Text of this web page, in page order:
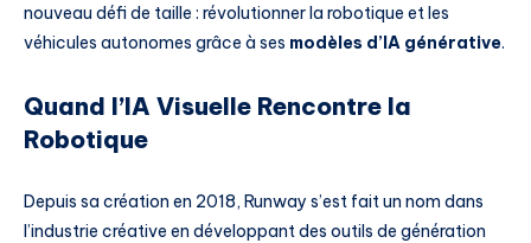
nouveau défi de taille : révolutionner la robotique et les
véhicules autonomes grâce à ses modèles d’IA générative.
Quand l’IA Visuelle Rencontre la
Robotique
Depuis sa création en 2018, Runway s’est fait un nom dans
l’industrie créative en développant des outils de génération